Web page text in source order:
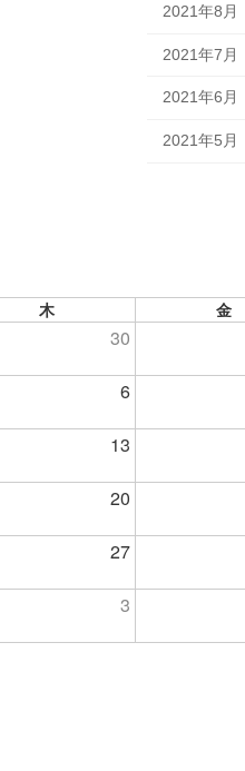
2021年8月
2021年7月
2021年6月
2021年5月
木 金
30
6
13
20
27
3